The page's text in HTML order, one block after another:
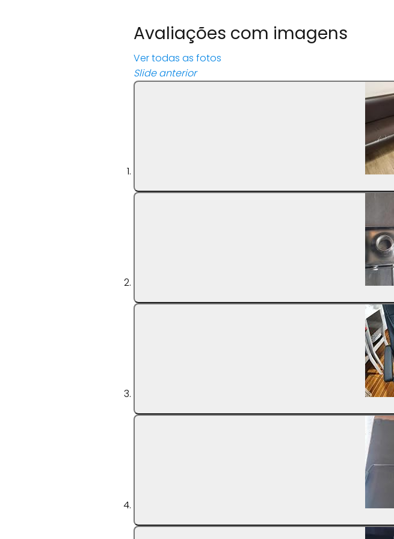
Avaliações com imagens
Ver todas as fotos
Slide anterior